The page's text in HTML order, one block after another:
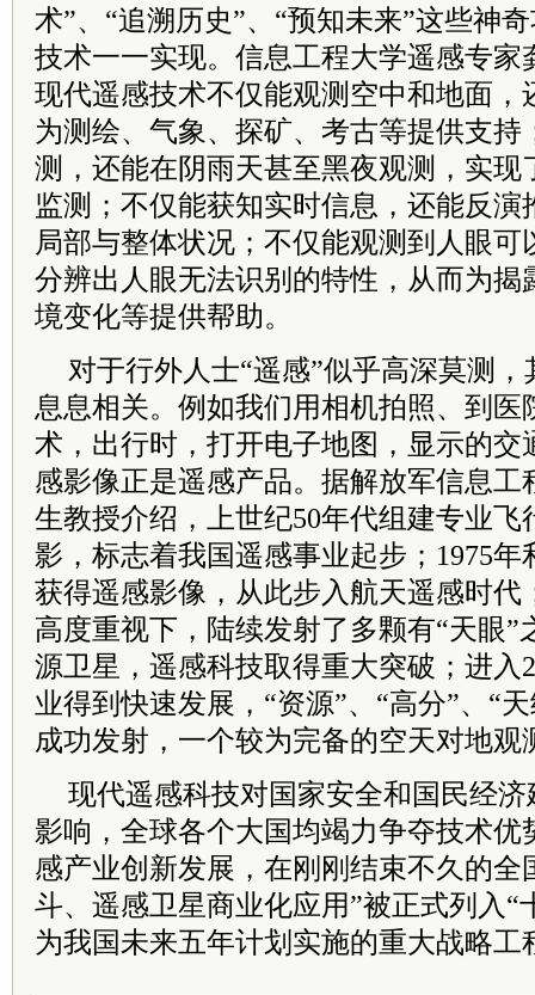
术”、“追溯历史”、“预知未来”这些神
技术一一实现。信息工程大学遥感专家
现代遥感技术不仅能观测空中和地面，
为测绘、气象、探矿、考古等提供支持
测，还能在阴雨天甚至黑夜观测，实现
监测；不仅能获知实时信息，还能反演
局部与整体状况；不仅能观测到人眼可
分辨出人眼无法识别的特性，从而为揭
境变化等提供帮助。
对于行外人士“遥感”似乎高深莫测
息息相关。例如我们用相机拍照、到医
术，出行时，打开电子地图，显示的交
感影像正是遥感产品。据解放军信息工
生教授介绍，上世纪50年代组建专业飞
影，标志着我国遥感事业起步；1975
获得遥感影像，从此步入航天遥感时代
高度重视下，陆续发射了多颗有“天眼”
源卫星，遥感科技取得重大突破；进入
业得到快速发展，“资源”、“高分”、“
成功发射，一个较为完备的空天对地观
现代遥感科技对国家安全和国民经
影响，全球各个大国均竭力争夺技术优
感产业创新发展，在刚刚结束不久的全
斗、遥感卫星商业化应用”被正式列入“
为我国未来五年计划实施的重大战略工